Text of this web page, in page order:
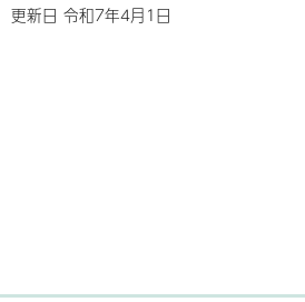
更新日 令和7年4月1日